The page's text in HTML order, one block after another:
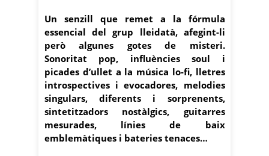
Un senzill que remet a la fórmula
essencial del grup lleidatà, afegint-li
però algunes gotes de misteri.
Sonoritat pop, influències soul i
picades d’ullet a la música lo-fi, lletres
introspectives i evocadores, melodies
singulars, diferents i sorprenents,
sintetitzadors nostàlgics, guitarres
mesurades, línies de baix
emblemàtiques i bateries tenaces…